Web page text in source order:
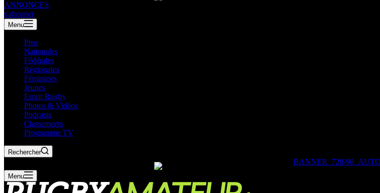
ANNONCES
s'abonner
Menu
Pros
Nationales
Fédérales
Régionales
Féminines
Jeunes
Esprit Rugby
Photos & Vidéos
Podcasts
Classements
Programme TV
Rechercher
Menu